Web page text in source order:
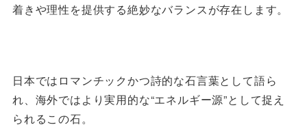
着きや理性を提供する絶妙なバランスが存在します。
日本ではロマンチックかつ詩的な石言葉として語ら
れ、海外ではより実用的な“エネルギー源”として捉え
られるこの石。